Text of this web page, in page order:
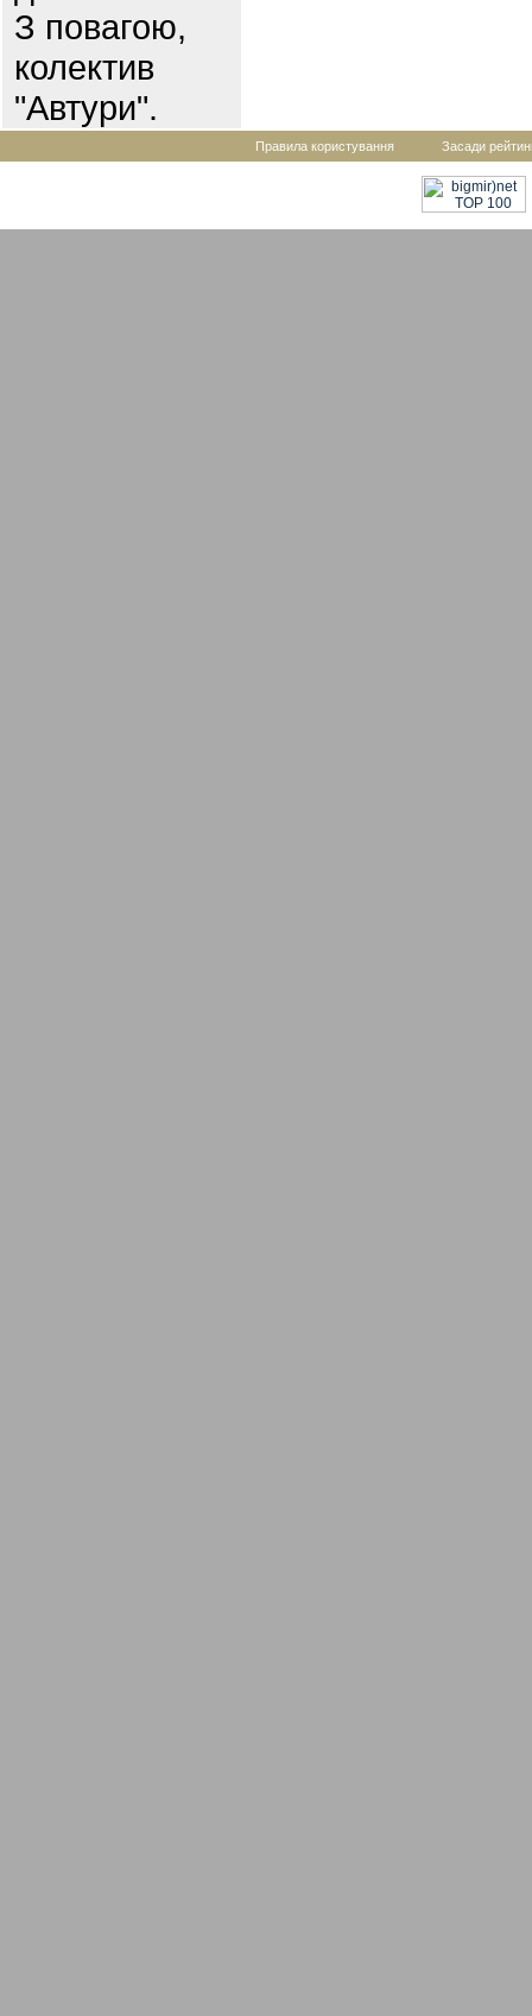
З повагою,
колектив
"Автури".
Правила користування Засади